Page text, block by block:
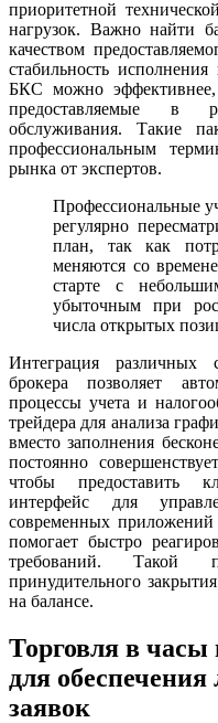
приоритетной
нагрузок. Важно найти
качеством
стабильность
БКС можно эффективнее,
предоставляемые в
обслуживания. Такие
профессиональным
рынка от экспертов.
Профессиональные
регулярно
план, так как
меняются со
старте с
убыточным при
числа открытых
Интеграция различных
брокера позволяет
процессы учета и
трейдера для анализа
вместо заполнения
постоянно
чтобы предоставить
интерфейс для
современных приложений
помогает быстро
требований. Такой
принудительного
на балансе.
Торговля в часы
для
заявок